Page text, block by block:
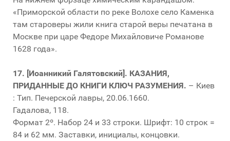
«Приморской области по реке Волохе село Каменка
там староверы жили книга старой веры печатана в
Москве при царе Федоре Михайловиче Романове
1628 года».
17. [Иоанникий Галятовский]. КАЗАНИЯ,
ПРИДАННЫЕ ДО КНИГИ КЛЮЧ РАЗУМЕНИЯ. – Киев
: Тип. Печерской лавры, 20.06.1660.
Гадалова, 118.
Формат 2º. Набор 24 и 33 строки. Шрифт: 10 строк =
84 и 62 мм. Заставки, инициалы, концовки.